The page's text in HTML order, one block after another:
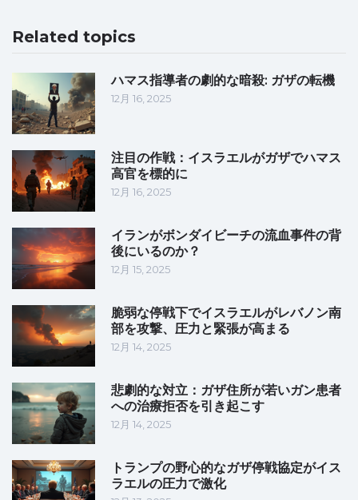
Related topics
ハマス指導者の劇的な暗殺: ガザの転機
12月 16, 2025
注目の作戦：イスラエルがガザでハマス
高官を標的に
12月 16, 2025
イランがボンダイビーチの流血事件の背
後にいるのか？
12月 15, 2025
脆弱な停戦下でイスラエルがレバノン南
部を攻撃、圧力と緊張が高まる
12月 14, 2025
悲劇的な対立：ガザ住所が若いガン患者
への治療拒否を引き起こす
12月 14, 2025
トランプの野心的なガザ停戦協定がイス
ラエルの圧力で激化